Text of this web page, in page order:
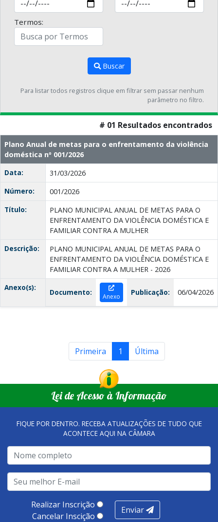
Termos:
Buscar
Para listar todos registros clique em filtrar sem passar nenhum
parâmetro no filtro.
# 01 Resultados encontrados
Plano Anual de metas para o enfrentamento da violência
doméstica nº 001/2026
Data:
31/03/2026
Número:
001/2026
Título:
PLANO MUNICIPAL ANUAL DE METAS PARA O
ENFRENTAMENTO DA VIOLÊNCIA DOMÉSTICA E
FAMILIAR CONTRA A MULHER
Descrição:
PLANO MUNICIPAL ANUAL DE METAS PARA O
ENFRENTAMENTO DA VIOLÊNCIA DOMÉSTICA E
FAMILIAR CONTRA A MULHER - 2026
Anexo(s):
Documento: Anexo Publicação: 06/04/2026
Primeira 1 Última
Lei de Acesso à Informação
FIQUE POR DENTRO. RECEBA ATUALIZAÇÕES DE TUDO QUE
ACONTECE AQUI NA CÂMARA
Realizar Inscrição
Cancelar Inscição
Enviar